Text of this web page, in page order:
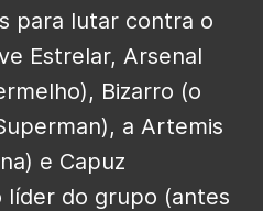
para lutar contra o
Estrelar, Arsenal
Bizarro (o
a Artemis
e Capuz
do grupo (antes